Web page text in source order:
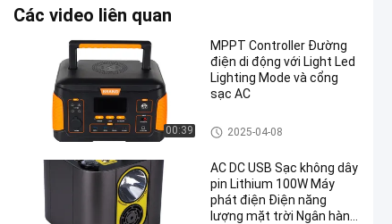
Các video liên quan
00:39
MPPT Controller Đường
điện di động với Light Led
Lighting Mode và cổng
sạc AC
trạm điện di động
2025-04-08
AC DC USB Sạc không dây
pin Lithium 100W Máy
phát điện Điện năng
lượng mặt trời Ngân hàng